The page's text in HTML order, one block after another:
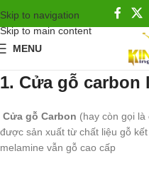
Skip to navigation
Skip to main content
MENU
1. Cửa gỗ carbon
Cửa gỗ Carbon (hay còn gọi là
được sản xuất từ chất liệu gỗ
melamine vẫn gỗ cao cấp